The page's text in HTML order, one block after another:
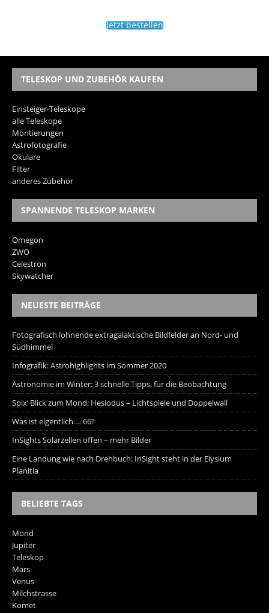
Jetzt bestellen
TELESKOP UND ZUBEHÖR KAUFEN
Einsteiger-Teleskope
alle Teleskope
Montierungen
Astrofotografie
Okulare
Filter
anderes Zubehör
SPANNENDE TELESKOP MARKEN
Omegon
ZWO
Celestron
Skywatcher
NEUESTE BEITRÄGE
Fotografisch lohnende extragalaktische Bildfelder an Nord- und
Südhimmel
Infografik: Astrohighlights im Sommer 2020
Astronomie im Winter: 3 schnelle Tipps, für die Beobachtung
Spix‘ Blick zum Mond: Hesiodus – Lichtspiele und Doppelwall
Was ist eigentlich … 66?
InSights Solarzellen offen – mehr Bilder
Eine Landung wie nach Drehbuch: InSight steht in der Elysium
Planitia
BELIEBTE TAGS
Mond
Jupiter
Teleskop
Mars
Venus
Milchstrasse
Komet